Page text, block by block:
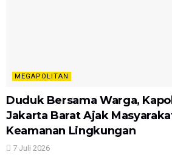
MEGAPOLITAN
Duduk Bersama Warga,
Jakarta Barat Ajak
Keamanan Lingkungan
7 Juli 2026